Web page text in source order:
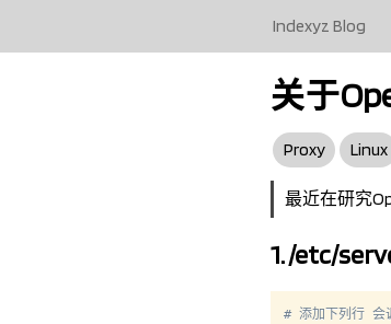
Indexyz Blog
关于
Proxy Linux
最近在研究
1. /etc/
# 添加下列行 会